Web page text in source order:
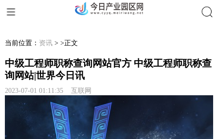
当前位置： 资讯 > >正文
中级工程师职称查询网站官方 中级工程师职称查
询网站|世界今日讯
2023-07-01 01:11:35 互联网